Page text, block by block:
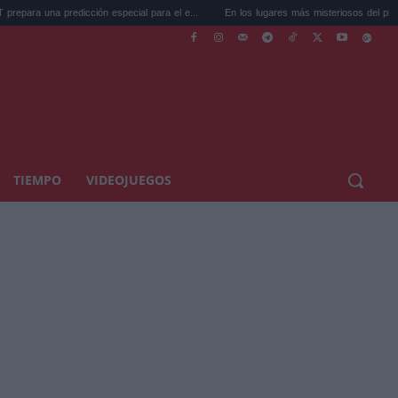
especial para el e... En los lugares más misteriosos del planeta: Stoneh...
TIEMPO VIDEOJUEGOS